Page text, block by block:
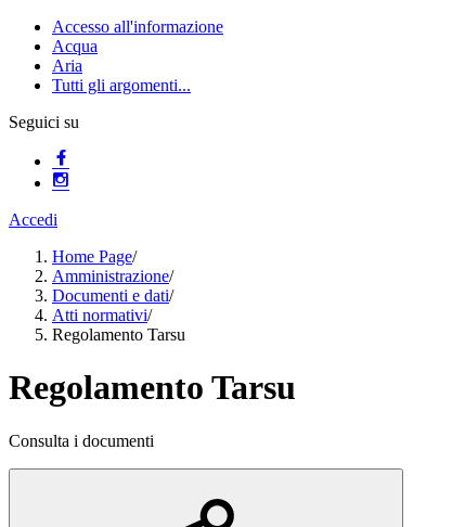
Accesso all'informazione
Acqua
Aria
Tutti gli argomenti...
Seguici su
Accedi
Home Page/
Amministrazione/
Documenti e dati/
Atti normativi/
Regolamento Tarsu
Regolamento Tarsu
Consulta i documenti